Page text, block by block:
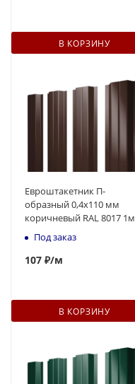
В КОРЗИНУ
Евроштакетник П-
образный 0,4x110 мм
коричневый RAL 8017 1м
Под заказ
107 ₽/м
В КОРЗИНУ